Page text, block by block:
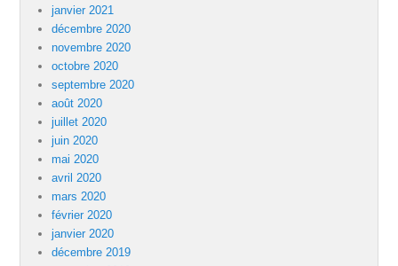
janvier 2021
décembre 2020
novembre 2020
octobre 2020
septembre 2020
août 2020
juillet 2020
juin 2020
mai 2020
avril 2020
mars 2020
février 2020
janvier 2020
décembre 2019